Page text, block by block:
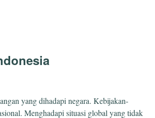
yang dihadapi negara. Kebijakan-
Menghadapi situasi global yang tidak